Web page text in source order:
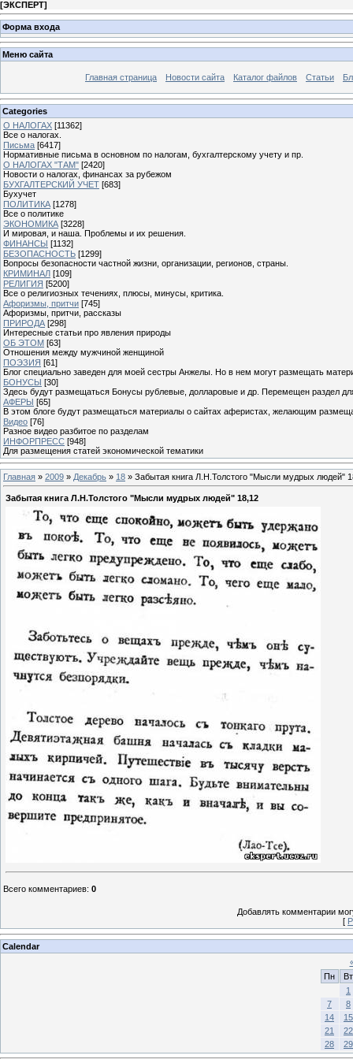
[ЭКСПЕРТ]
Форма входа
Меню сайта
Главная страница Новости сайта Каталог файлов Статьи
Categories
О НАЛОГАХ [11362]
Все о налогах.
Письма [6417]
Нормативные письма в основном по налогам, бухгалтерскому учету и пр.
О НАЛОГАХ "ТАМ" [2420]
Новости о налогах, финансах за рубежом
БУХГАЛТЕРСКИЙ УЧЕТ [683]
Бухучет
ПОЛИТИКА [1278]
Все о политике
ЭКОНОМИКА [3228]
И мировая, и наша. Проблемы и их решения.
ФИНАНСЫ [1132]
БЕЗОПАСНОСТЬ [1299]
Вопросы безопасности частной жизни, организации, регионов, страны.
КРИМИНАЛ [109]
РЕЛИГИЯ [5200]
Все о религиозных течениях, плюсы, минусы, критика.
Афоризмы, притчи [745]
Афоризмы, притчи, рассказы
ПРИРОДА [298]
Интересные статьи про явления природы
ОБ ЭТОМ [63]
Отношения между мужчиной женщиной
ПОЭЗИЯ [61]
Блог специально заведен для моей сестры Анжелы. Но в нем могут размещать
БОНУСЫ [30]
Здесь будут размещаться Бонусы рублевые, долларовые и др. Перемещен раздел
АФЕРЫ [65]
В этом блоге будут размещаться материалы о сайтах аферистах, желающим
Видео [76]
Разное видео разбитое по разделам
ИНФОРПРЕСС [948]
Для размещения статей экономической тематики
Главная » 2009 » Декабрь » 18 » Забытая книга Л.Н.Толстого "Мысли мудрых людей"
Забытая книга Л.Н.Толстого "Мысли мудрых людей" 18,12
Всего комментариев: 0
Добавлять комментарии
[
Calendar
Пн
Вт
1
7
8
14
15
21
22
28
29